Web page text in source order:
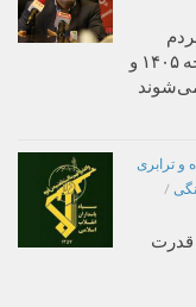
تربت حیدریه در مجلس شورای اسلامی : بودجه ۱۴۰۵ و
و ترابری
/
قدرت